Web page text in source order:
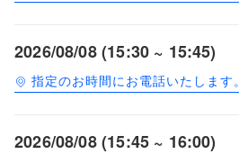
2026/08/08 (15:30 ~ 15:45)
指定のお時間にお電話いたします。
2026/08/08 (15:45 ~ 16:00)